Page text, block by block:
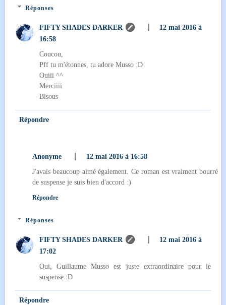
Réponses
FIFTY SHADES DARKER
12 mai 2016 à
16:58
Coucou,
Pff tu m'étonnes, tu adore Musso :D
Ouiii ^^
Merciiii
Bisous
Répondre
Anonyme
12 mai 2016 à 16:58
J'avais beaucoup aimé également. Ce roman est vraiment bourré
de suspense je suis bien d'accord :)
Répondre
Réponses
FIFTY SHADES DARKER
12 mai 2016 à
17:02
Oui, Guillaume Musso est juste extraordinaire pour le
suspense :D
Répondre